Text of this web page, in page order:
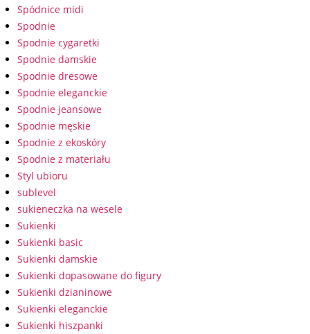
Spódnice midi
Spodnie
Spodnie cygaretki
Spodnie damskie
Spodnie dresowe
Spodnie eleganckie
Spodnie jeansowe
Spodnie męskie
Spodnie z ekoskóry
Spodnie z materiału
Styl ubioru
sublevel
sukieneczka na wesele
Sukienki
Sukienki basic
Sukienki damskie
Sukienki dopasowane do figury
Sukienki dzianinowe
Sukienki eleganckie
Sukienki hiszpanki